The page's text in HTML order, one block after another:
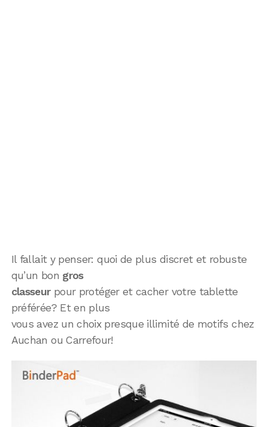
Il fallait y penser: quoi de plus discret et robuste
qu’un bon gros
classeurpour protéger et cacher votre tablette
préférée? Et en plus
vous avez un choix presque illimité de motifs chez
Auchan ou Carrefour!